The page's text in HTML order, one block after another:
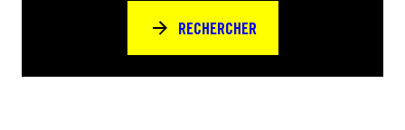
RECHERCHER